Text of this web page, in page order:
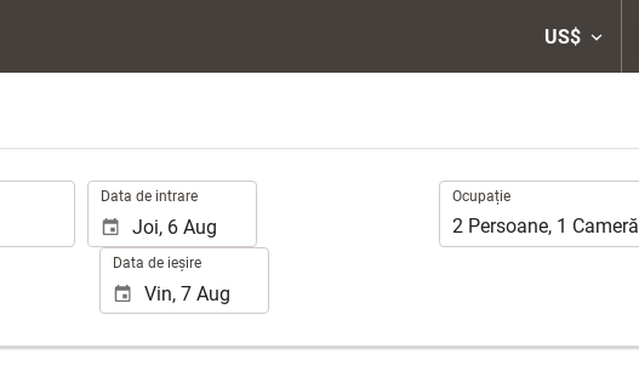
US$
Data de intrare
Data de ieșire
Ocupație
Ocupație
2 Persoane, 1 Cameră